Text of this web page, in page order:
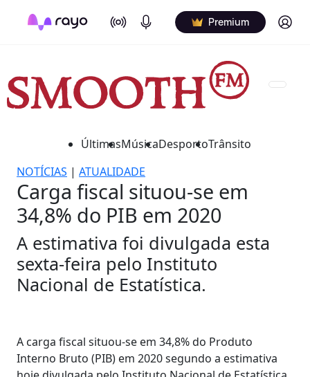
On Air Podcasts Premium Log in
ÚltimasMúsicaDesportoTrânsito
NOTÍCIAS | ATUALIDADE
Carga fiscal situou-se em
34,8% do PIB em 2020
A estimativa foi divulgada esta
sexta-feira pelo Instituto
Nacional de Estatística.
A carga fiscal situou-se em 34,8% do Produto
Interno Bruto (PIB) em 2020 segundo a estimativa